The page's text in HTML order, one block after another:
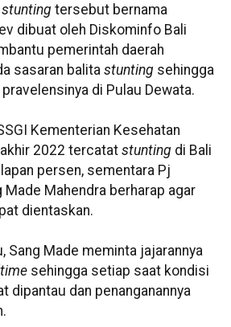
stunting tersebut bernama
dibuat oleh Diskominfo Bali
pemerintah daerah
sasaran balita stunting sehingga
di Pulau Dewata.
Kementerian Kesehatan
2022 tercatat stunting di Bali
persen, sementara Pj
Made Mahendra berharap agar
dientaskan.
Sang Made meminta jajarannya
sehingga setiap saat kondisi
dipantau dan penanganannya